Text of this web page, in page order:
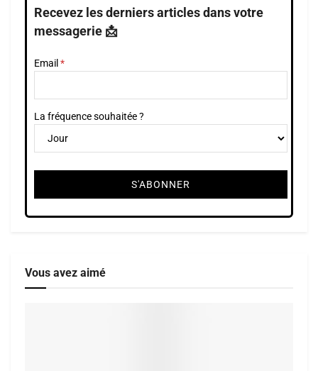
Recevez les derniers articles dans votre
messagerie 📩
Email
La fréquence souhaitée ?
Vous avez aimé